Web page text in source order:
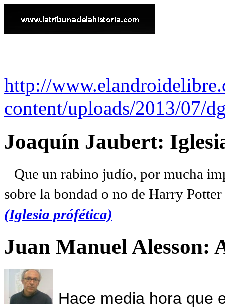
http://
content/uploads/2013/07/
Joaquín Jaubert:
Que un rabino judío, por mucha
sobre la bondad o no de Harry
(Iglesia prófética)
Juan Manuel Alesson:
Hace media hora que